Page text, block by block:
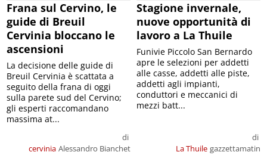
Frana sul Cervino, le
guide di Breuil
Cervinia bloccano le
ascensioni
cervinia
di
Alessandro Bianchet
La decisione delle guide di
Breuil Cervinia è scattata a
seguito della frana di oggi
sulla parete sud del Cervino;
gli esperti raccomandano
massima at...
Stagione invernale,
nuove opportunità di
lavoro a La Thuile
La Thuile
di
gazzettamatin
Funivie Piccolo San Bernardo
apre le selezioni per addetti
alle casse, addetti alle piste,
addetti agli impianti,
conduttori e meccanici di
mezzi batt...